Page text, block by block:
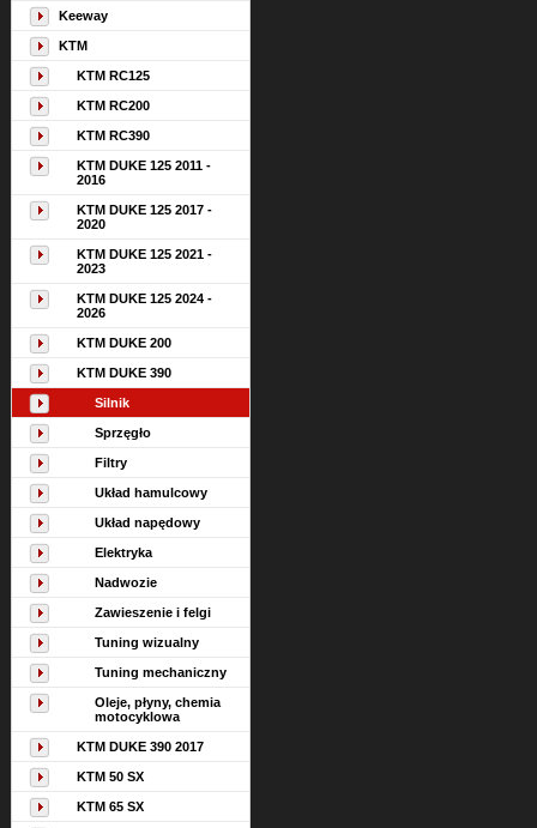
Keeway
KTM
KTM RC125
KTM RC200
KTM RC390
KTM DUKE 125 2011 -
2016
KTM DUKE 125 2017 -
2020
KTM DUKE 125 2021 -
2023
KTM DUKE 125 2024 -
2026
KTM DUKE 200
KTM DUKE 390
Silnik
Sprzęgło
Filtry
Układ hamulcowy
Układ napędowy
Elektryka
Nadwozie
Zawieszenie i felgi
Tuning wizualny
Tuning mechaniczny
Oleje, płyny, chemia
motocyklowa
KTM DUKE 390 2017
KTM 50 SX
KTM 65 SX